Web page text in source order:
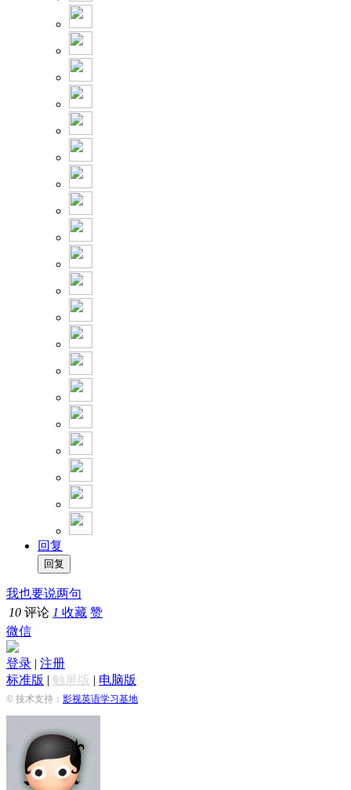
回复
我也要说两句
10 评论 1 收藏 赞
微信
登录 | 注册
标准版 | 触屏版 | 电脑版
© 技术支持： 影视英语学习基地